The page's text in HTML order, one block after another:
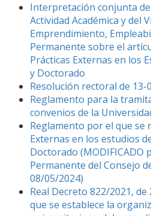
Interpretación conjunta
Actividad Académica y del
Emprendimiento,
Permanente sobre el
Prácticas Externas en los
y Doctorado
Resolución rectoral de 13-
Reglamento para la
convenios de la
Reglamento por el que se
Externas en los estudios
Doctorado (MODIFICADO
Permanente del Consejo
08/05/2024)
Real Decreto 822/2021,
que se establece la